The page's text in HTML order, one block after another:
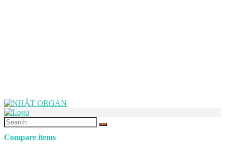
Compare items